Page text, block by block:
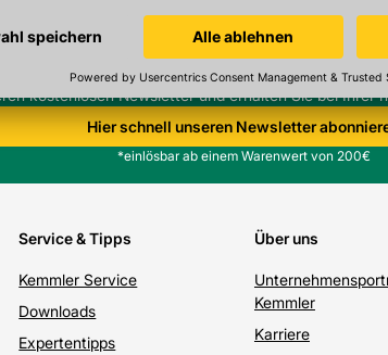
dran. Jetzt unseren kostenlosen
kostenlosen Newsletter und erhalten Sie bei Ihrer
Hier schnell unseren Newsletter
*einlösbar ab einem Warenwert von 200€
Service & Tipps
Kemmler Service
Downloads
Expertentipps
Über uns
Kemmler
Karriere